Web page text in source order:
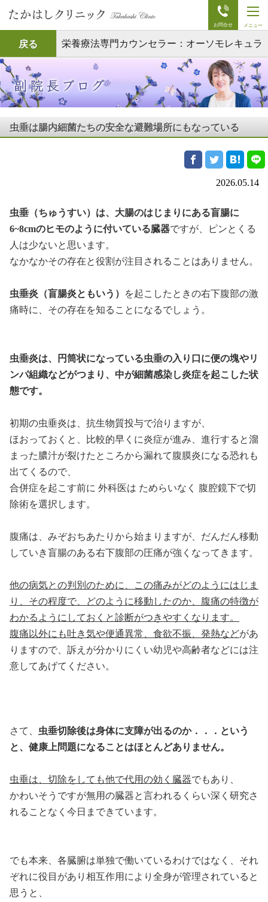
t
o
g
g
e
n
a
v
o
n
戻る 栄養療法専門カウンセラー：オーソモレキュラ
ーニュートリションプロフェッショナル（ONP)
ブログ
虫垂は腸内細菌たちの安全な避難場所にもなっている
2026.05.14
虫垂（ちゅうすい）は、大腸のはじまりにある盲腸に
6~8cmのヒモのように付いている臓器ですが、ピンとくる
人は少ないと思います。
なかなかその存在と役割が注目されることはありません。
虫垂炎（盲腸炎ともいう）
を起こしたときの右下腹部の激
痛時に、その存在を知ることになるでしょう。
虫垂炎は、円筒状になっている虫垂の入り口に便の塊やリ
ンパ組織などがつまり、中が細菌感染し炎症を起こした状
態です。
初期の虫垂炎は、抗生物質投与で治りますが、
ほおっておくと、比較的早くに炎症が進み、進行すると溜
まった膿汁が裂けたところから漏れて腹膜炎になる恐れも
出てくるので、
合併症を起こす前に 外科医は ためらいなく 腹腔鏡下で切
除術を選択します。
腹痛は、みぞおちあたりから始まりますが、だんだん移動
していき盲腸のある右下腹部の圧痛が強くなってきます。
他の病気との判別のために、この痛みがどのようにはじま
り、その程度で、どのように移動したのか、腹痛の特徴が
わかるようにしておくと診断がつきやすくなります。
腹痛以外にも吐き気や便通異常、食欲不振、発熱などがあ
りますので、訴えが分かりにくい幼児や高齢者などには注
意してあげてください。
さて、 虫垂切除後は身体に支障が出るのか．．．という
と、健康上問題になることはほとんどありません。
虫垂は、切除をしても他で代用の効く臓器でもあり、
かわいそうですが無用の臓器と言われるくらい深く研究さ
れることなく今日まできています。
でも本来、各臓腑は単独で働いているわけではなく、それ
ぞれに役目があり相互作用により全身が管理されていると
思うと、